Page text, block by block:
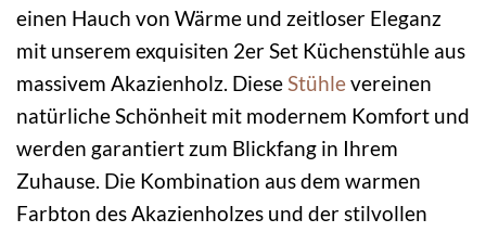
einen Hauch von Wärme und zeitloser Eleganz
mit unserem exquisiten 2er Set Küchenstühle aus
massivem Akazienholz. DieseStühlevereinen
natürliche Schönheit mit modernem Komfort und
werden garantiert zum Blickfang in Ihrem
Zuhause. Die Kombination aus dem warmen
Farbton des Akazienholzes und der stilvollen